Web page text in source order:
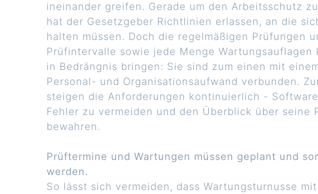
ineinander greifen. Gerade um den Arbeitsschutz
hat der Gesetzgeber Richtlinien erlassen, an die
halten müssen. Doch die regelmäßigen Prüfungen
Prüfintervalle sowie jede Menge Wartungsauflagen
in Bedrängnis bringen: Sie sind zum einen mit
Personal- und Organisationsaufwand verbunden.
steigen die Anforderungen kontinuierlich -
Fehler zu vermeiden und den Überblick über seine
bewahren.
Prüftermine und Wartungen müssen geplant und
werden.
So lässt sich vermeiden, dass Wartungsturnusse